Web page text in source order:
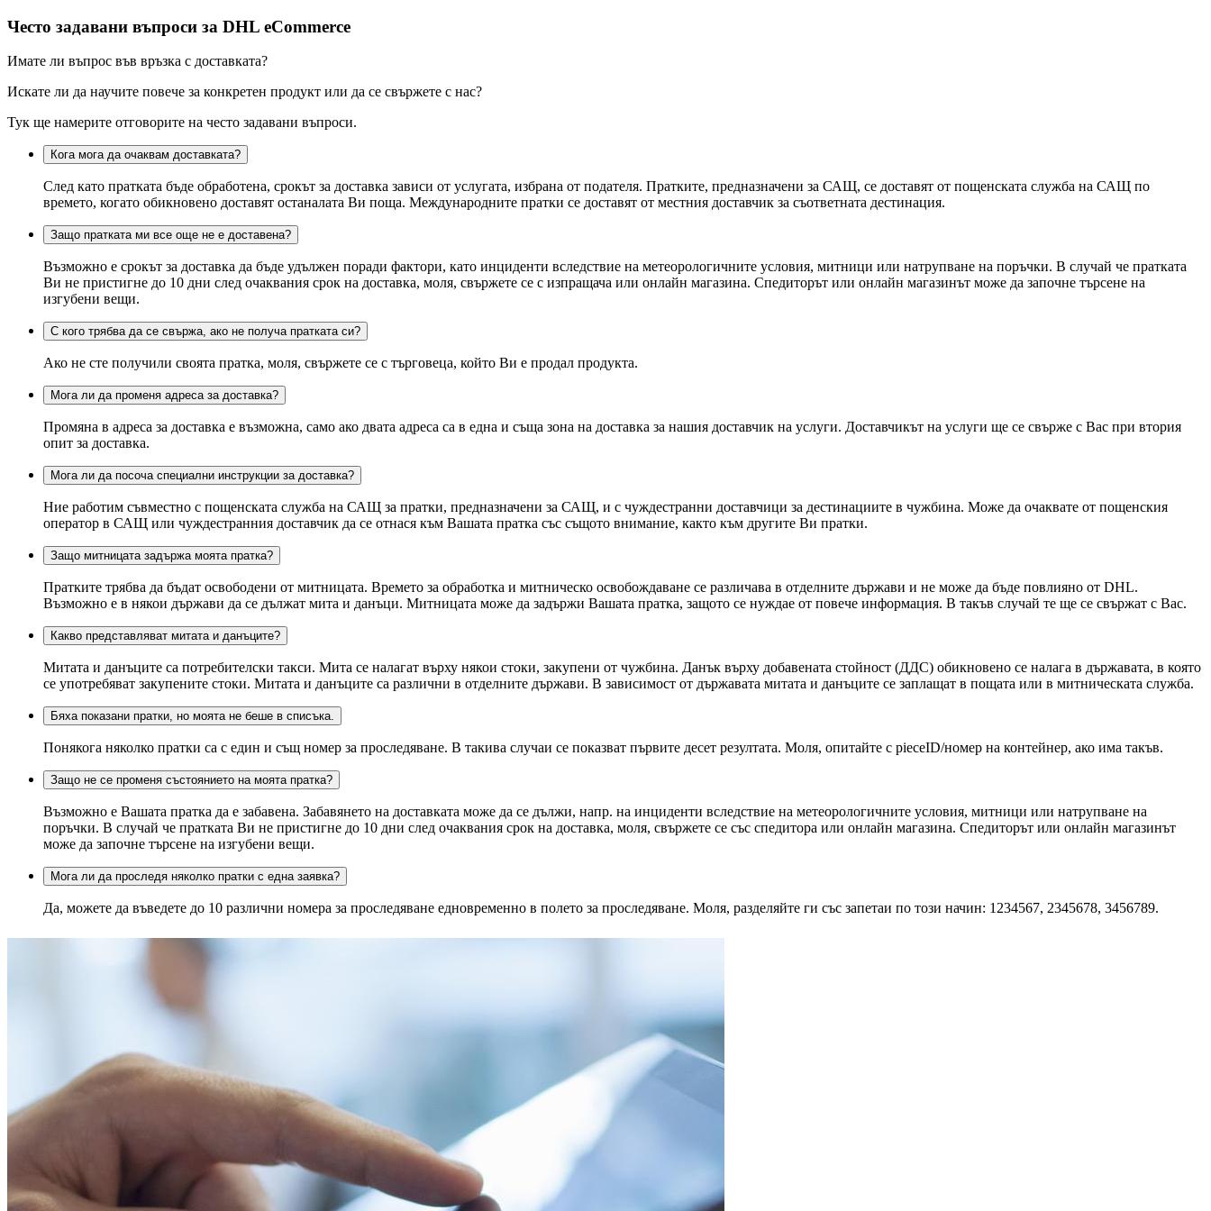
Често задавани въпроси за DHL eCommerce
Имате ли въпрос във връзка с доставката?
Искате ли да научите повече за конкретен продукт или да се свържете с нас?
Тук ще намерите отговорите на често задавани въпроси.
Кога мога да очаквам доставката?
След като пратката бъде обработена, срокът за доставка зависи от услугата, избрана от подателя. Пратките, предназначени за САЩ, се доставят от пощенската служба на САЩ по
времето, когато обикновено доставят останалата Ви поща. Международните пратки се доставят от местния доставчик за съответната дестинация.
Защо пратката ми все още не е доставена?
Възможно е срокът за доставка да бъде удължен поради фактори, като инциденти вследствие на метеорологичните условия, митници или натрупване на поръчки. В случай че пратката
Ви не пристигне до 10 дни след очаквания срок на доставка, моля, свържете се с изпращача или онлайн магазина. Спедиторът или онлайн магазинът може да започне търсене на
изгубени вещи.
С кого трябва да се свържа, ако не получа пратката си?
Ако не сте получили своята пратка, моля, свържете се с търговеца, който Ви е продал продукта.
Мога ли да променя адреса за доставка?
Промяна в адреса за доставка е възможна, само ако двата адреса са в една и съща зона на доставка за нашия доставчик на услуги. Доставчикът на услуги ще се свърже с Вас при втория
опит за доставка.
Мога ли да посоча специални инструкции за доставка?
Ние работим съвместно с пощенската служба на САЩ за пратки, предназначени за САЩ, и с чуждестранни доставчици за дестинациите в чужбина. Може да очаквате от пощенския
оператор в САЩ или чуждестранния доставчик да се отнася към Вашата пратка със същото внимание, както към другите Ви пратки.
Защо митницата задържа моята пратка?
Пратките трябва да бъдат освободени от митницата. Времето за обработка и митническо освобождаване се различава в отделните държави и не може да бъде повлияно от DHL.
Възможно е в някои държави да се дължат мита и данъци. Митницата може да задържи Вашата пратка, защото се нуждае от повече информация. В такъв случай те ще се свържат с Вас.
Какво представляват митата и данъците?
Митата и данъците са потребителски такси. Мита се налагат върху някои стоки, закупени от чужбина. Данък върху добавената стойност (ДДС) обикновено се налага в държавата, в която
се употребяват закупените стоки. Митата и данъците са различни в отделните държави. В зависимост от държавата митата и данъците се заплащат в пощата или в митническата служба.
Бяха показани пратки, но моята не беше в списъка.
Понякога няколко пратки са с един и същ номер за проследяване. В такива случаи се показват първите десет резултата. Моля, опитайте с pieceID/номер на контейнер, ако има такъв.
Защо не се променя състоянието на моята пратка?
Възможно е Вашата пратка да е забавена. Забавянето на доставката може да се дължи, напр. на инциденти вследствие на метеорологичните условия, митници или натрупване на
поръчки. В случай че пратката Ви не пристигне до 10 дни след очаквания срок на доставка, моля, свържете се със спедитора или онлайн магазина. Спедиторът или онлайн магазинът
може да започне търсене на изгубени вещи.
Мога ли да проследя няколко пратки с една заявка?
Да, можете да въведете до 10 различни номера за проследяване едновременно в полето за проследяване. Моля, разделяйте ги със запетаи по този начин: 1234567, 2345678, 3456789.